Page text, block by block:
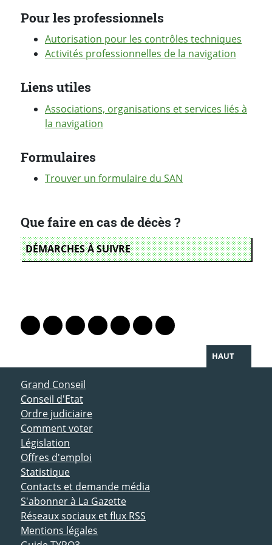
Pour les professionnels
Autorisation pour les contrôles techniques
Activités professionnelles de la navigation
Liens utiles
Associations, organisations et services liés à
la navigation
Formulaires
Trouver un formulaire du SAN
Que faire en cas de décès ?
DÉMARCHES À SUIVRE
Lien vers le profil Mastodon
Lien vers le profil Bluesky
Lien vers le profil Instagram
Lien vers le profil Linkedin
Lien vers le profil Facebook
Lien vers le profil Twitter
Partager par WhatsApp
HAUT
ACCÈS DIRECT
Grand Conseil
Conseil d'Etat
Ordre judiciaire
Comment voter
Législation
Offres d'emploi
Statistique
Contacts et demande média
S'abonner à La Gazette
Réseaux sociaux et flux RSS
Mentions légales